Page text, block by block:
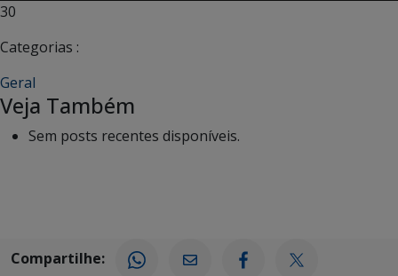
30
Categorias :
Geral
Veja Também
Sem posts recentes disponíveis.
Compartilhe: